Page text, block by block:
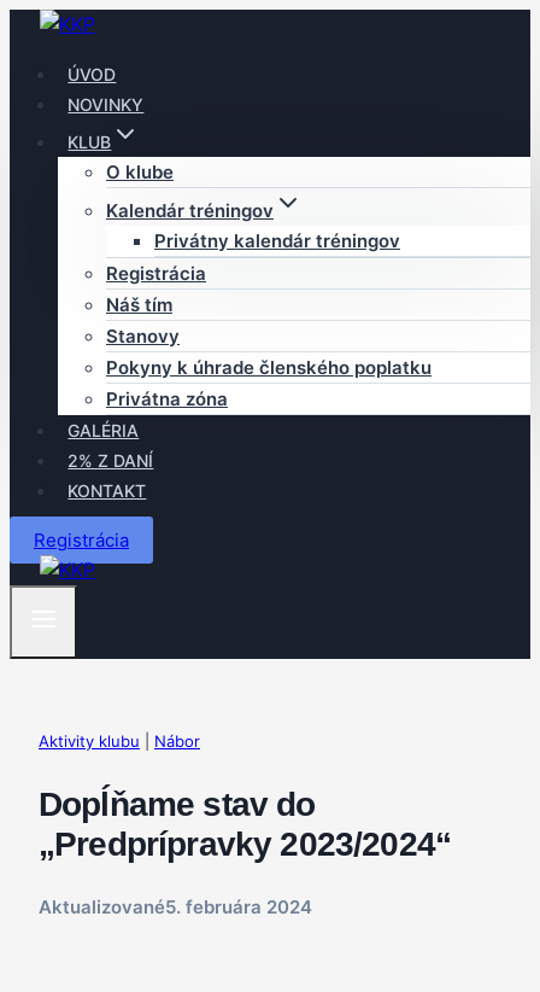
Skip
contentÚVOD
NOVINKY
KLUB
O klube
Kalendár tréningov
Privátny kalendár tréningov
Registrácia
Náš tím
Stanovy
Pokyny k úhrade členského poplatku
Privátna zóna
GALÉRIA
2% Z DANÍ
KONTAKT
Registrácia
Aktivity klubu Nábor
Dopĺňame stav do
„Predprípravky 2023/2024“
Aktualizované5. februára 2024